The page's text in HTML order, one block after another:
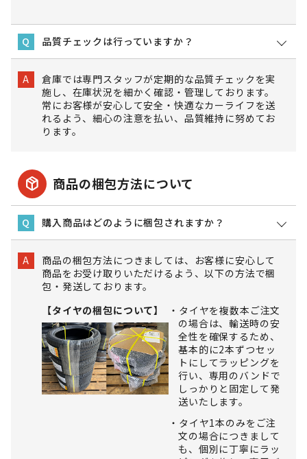
Q 品質チェックは行っていますか？
A
倉庫では専門スタッフが定期的な品質チェックを実
施し、在庫状況を細かく確認・管理しております。
常にお客様が安心して安全・快適なカーライフを送
れるよう、細心の注意を払い、品質維持に努めてお
ります。
package_2 商品の梱包方法について
Q 購入商品はどのように梱包されますか？
A
商品の梱包方法につきましては、お客様に安心して
商品をお受け取りいただけるよう、以下の方法で梱
包・発送しております。
【タイヤの梱包について】
タイヤを複数本ご注文
の場合は、輸送時の安
全性を確保するため、
基本的に2本ずつセッ
トにしてラッピングを
行い、専用のバンドで
しっかりと固定して発
送いたします。
タイヤ1本のみをご注
文の場合につきまして
も、個別に丁寧にラッ